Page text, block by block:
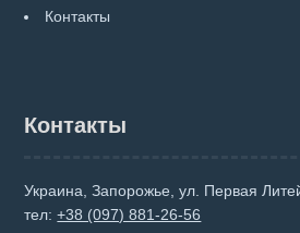
Контакты
Контакты
Украина, Запорожье, ул. Первая
тел:+38 (097) 881-26-56